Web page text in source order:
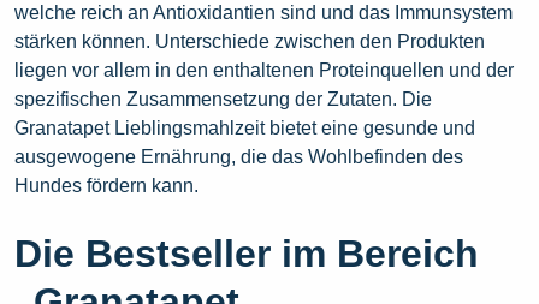
welche reich an Antioxidantien sind und das Immunsystem
stärken können. Unterschiede zwischen den Produkten
liegen vor allem in den enthaltenen Proteinquellen und der
spezifischen Zusammensetzung der Zutaten. Die
Granatapet Lieblingsmahlzeit bietet eine gesunde und
ausgewogene Ernährung, die das Wohlbefinden des
Hundes fördern kann.
Die Bestseller im Bereich